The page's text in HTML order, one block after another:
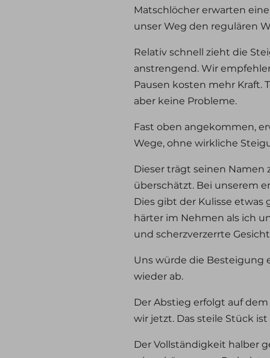
Matschlöcher erwarten
unser Weg den regulären
Relativ schnell zieht die
anstrengend. Wir
Pausen kosten mehr Kraft.
aber keine Probleme.
Fast oben angekommen,
Wege, ohne wirkliche
Dieser trägt seinen Namen
überschätzt. Bei unserem
Dies gibt der Kulisse etwas
härter im Nehmen als ich
und scherzverzerrte
Uns würde die Besteigung
wieder ab.
Der Abstieg erfolgt auf
wir jetzt. Das steile Stück
Der Vollständigkeit halber